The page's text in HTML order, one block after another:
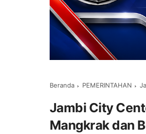
Beranda PEMERINTAHAN
Jambi City
Mangkrak dan